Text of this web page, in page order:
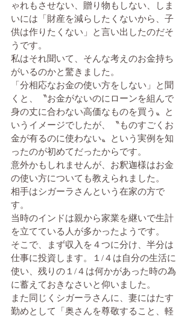
ゃれもさせない、贈り物もしない、しま
いには「財産を減らしたくないから、子
供は作りたくない」と言い出したのだそ
うです。
私はそれ聞いて、そんな考えのお金持ち
がいるのかと驚きました。
「分相応なお金の使い方をしない」と聞
くと、〝お金がないのにローンを組んで
身の丈に合わない高価なものを買う〟と
いうイメージでしたが、〝ものすごくお
金が有るのに使わない〟という実例を知
ったのが初めてだったからです。
意外かもしれませんが、お釈迦様はお金
の使い方についても教えられました。
相手はシガーラさんという在家の方で
す。
当時のインドは親から家業を継いで生計
を立てている人が多かったようです。
そこで、まず収入を４つに分け、半分は
仕事に投資します。１/４は自分の生活に
使い、残りの１/４は何かがあった時の為
に蓄えておきなさいと仰いました。
また同じくシガーラさんに、妻にはたす
勤めとして「奥さんを尊敬すること、軽